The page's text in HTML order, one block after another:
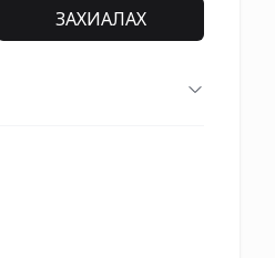
ЗАХИАЛАХ